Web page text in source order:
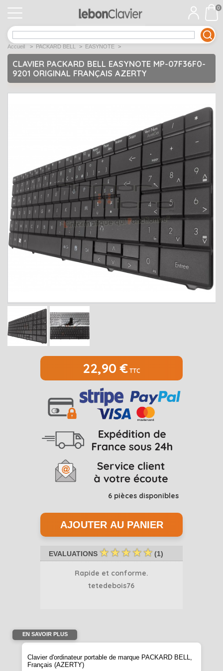
APPLE 1
Open submenu
ACER 12
Open submenu
ASUS Open submenu
Open submenu
2
Open submenu
FUJITSU SIEMENS 2
Open submenu
HP 17
Open submenu
LENOVO 10
Open submenu
MEDION
4
Open submenu
SAMSUNG
SONY
0
Accueil > PACKARD BELL > EASYNOTE >
CLAVIER PACKARD BELL EASYNOTE MP-07F36F0-
9201 ORIGINAL FRANÇAIS AZERTY
22,90 € TTC
6 pièces disponibles
EVALUATIONS ☆☆☆☆☆ (1)
Rapide et conforme.
tetedebois76
EN SAVOIR PLUS
Clavier d'ordinateur portable de marque PACKARD BELL,
Français (AZERTY)